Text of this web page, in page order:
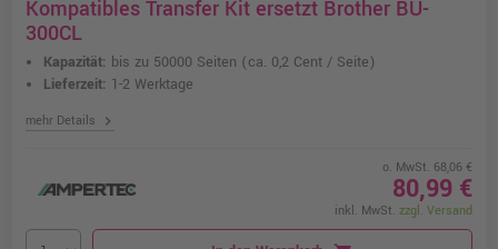
Kompatibles Transfer Kit ersetzt Brother BU-
300CL
Kapazität: bis zu 50000 Seiten (ca. 0,2 Cent / Seite)
Lieferzeit: 1-2 Werktage
mehr Details chevron_right
o. MwSt. 68,06 €
80,99 €
inkl. MwSt. zzgl. Versand